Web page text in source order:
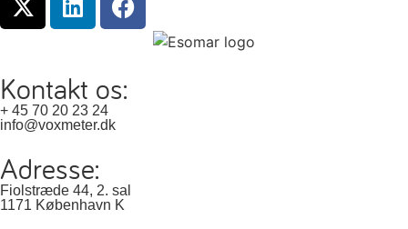
Kontakt os:
+ 45 70 20 23 24
info@voxmeter.dk
Adresse:
Fiolstræde 44, 2. sal
1171 København K